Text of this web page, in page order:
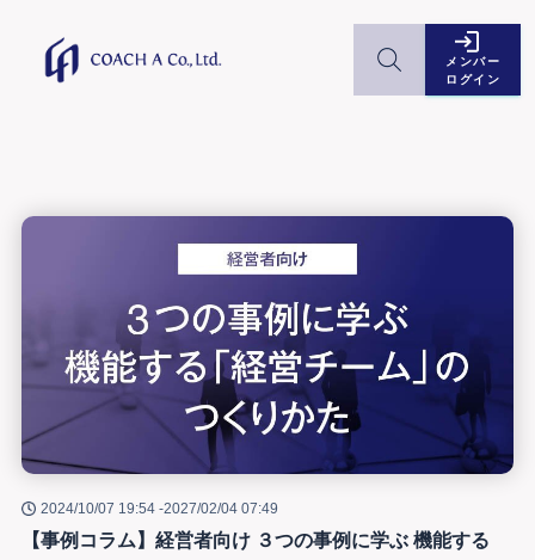
メンバー
ログイン
2024/10/07 19:54 -2027/02/04 07:49
【事例コラム】経営者向け ３つの事例に学ぶ 機能する